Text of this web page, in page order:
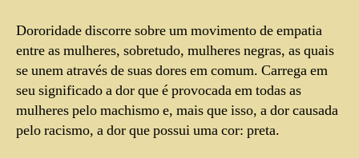
Dororidade discorre sobre um movimento de empatia
entre as mulheres, sobretudo, mulheres negras, as quais
se unem através de suas dores em comum. Carrega em
seu significado a dor que é provocada em todas as
mulheres pelo machismo e, mais que isso, a dor causada
pelo racismo, a dor que possui uma cor: preta.